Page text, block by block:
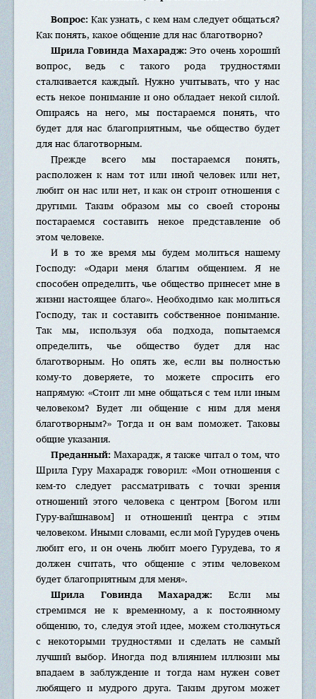
Вопрос:Как узнать, с кем нам следует общаться?
Как понять, какое общение для нас благотворно?
Шрила Говинда Махарадж:Это очень хороший
вопрос, ведь с такого рода трудностями
сталкивается каждый. Нужно учитывать, что у нас
есть некое понимание и оно обладает некой силой.
Опираясь на него, мы постараемся понять, что
будет для нас благоприятным, чье общество будет
для нас благотворным.
Прежде всего мы постараемся понять,
расположен к нам тот или иной человек или нет,
любит он нас или нет, и как он строит отношения с
другими. Таким образом мы со своей стороны
постараемся составить некое представление об
этом человеке.
И в то же время мы будем молиться нашему
Господу: «Одари меня благим общением. Я не
способен определить, чье общество принесет мне в
жизни настоящее благо». Необходимо как молиться
Господу, так и составить собственное понимание.
Так мы, используя оба подхода, попытаемся
определить, чье общество будет для нас
благотворным. Но опять же, если вы полностью
кому-то доверяете, то можете спросить его
напрямую: «Стоит ли мне общаться с тем или иным
человеком? Будет ли общение с ним для меня
благотворным?» Тогда и он вам поможет. Таковы
общие указания.
Преданный:Махарадж, я также читал о том, что
Шрила Гуру Махарадж говорил: «Мои отношения с
кем-то следует рассматривать с точки зрения
отношений этого человека с центром [Богом или
Гуру-вайшнавом] и отношений центра с этим
человеком. Иными словами, если мой Гурудев очень
любит его, и он очень любит моего Гурудева, то я
должен считать, что общение с этим человеком
будет благоприятным для меня».
Шрила Говинда Махарадж: Если мы
стремимся не к временному, а к постоянному
общению, то, следуя этой идее, можем столкнуться
с некоторыми трудностями и сделать не самый
лучший выбор. Иногда под влиянием иллюзии мы
впадаем в заблуждение и тогда нам нужен совет
любящего и мудрого друга. Таким другом может